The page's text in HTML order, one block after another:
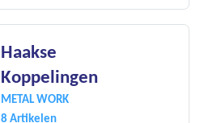
Haakse
Koppelingen
METAL WORK
8 Artikelen